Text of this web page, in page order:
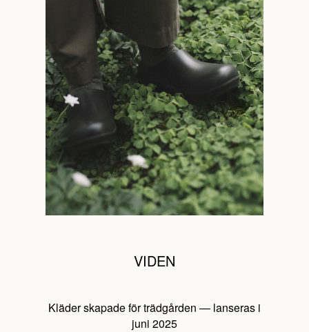
VIDEN
Kläder skapade för trädgården — lanseras i
juni 2025